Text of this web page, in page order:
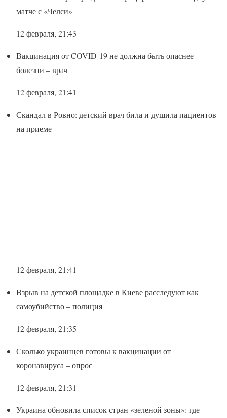
матче с «Челси»
12 февраля, 21:43
Вакцинация от COVID-19 не должна быть опаснее
болезни – врач
12 февраля, 21:41
Скандал в Ровно: детский врач била и душила пациентов
на приеме
12 февраля, 21:41
Взрыв на детской площадке в Киеве расследуют как
самоубийство – полиция
12 февраля, 21:35
Сколько украинцев готовы к вакцинации от
коронавируса – опрос
12 февраля, 21:31
Украина обновила список стран «зеленой зоны»: где